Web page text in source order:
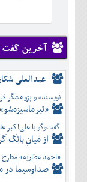
دی
بهمن
اسفند
آبان
آذر
دی
بهمن
اسفند
شهريور
مهر
آبان
آذر
دی
بهمن
اسفند
تير
مرداد
شهريور
مهر
آبان
آذر
دی
بهمن
اسفند
آخرین گفت
عبدالعلی
نویسنده و پژوهشگر
گفت‌وگو با علی‌اکبر
از میانِ
«احمد عطاریه»
صداوسیما در